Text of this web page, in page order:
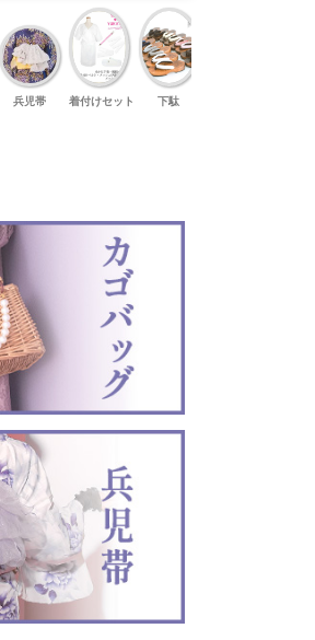
兵児帯 着付けセット 下駄